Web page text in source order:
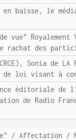
baisse, le
vue"
rachat des
Sonia de LA
de loi visant à
éditoriale
de Radio
/ Affectation /